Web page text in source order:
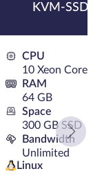
KVM-SSD
CPU
10 Xeon Cores
RAM
64 GB
Space
300 GB SSD
Bandwidth
Unlimited
Linux